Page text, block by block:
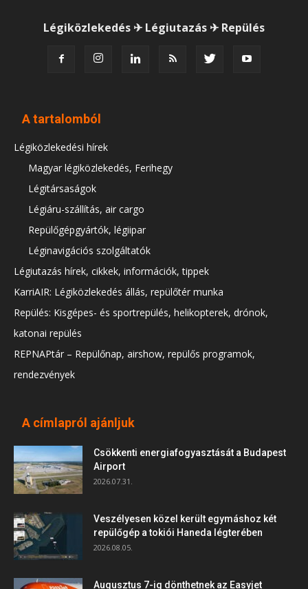
Légiközlekedés ✈ Légiutazás ✈ Repülés
A tartalomból
Légiközlekedési hírek
Magyar légiközlekedés, Ferihegy
Légitársaságok
Légiáru-szállítás, air cargo
Repülőgépgyártók, légiipar
Léginavigációs szolgáltatók
Légiutazás hírek, cikkek, információk, tippek
KarriAIR: Légiközlekedés állás, repülőtér munka
Repülés: Kisgépes- és sportrepülés, helikopterek, drónok,
katonai repülés
REPNAPtár – Repülőnap, airshow, repülős programok,
rendezvények
A címlapról ajánljuk
Csökkenti energiafogyasztását a Budapest
Airport
2026.07.31.
Veszélyesen közel került egymáshoz két
repülőgép a tokiói Haneda légterében
2026.08.05.
Augusztus 7-ig dönthetnek az Easyjet